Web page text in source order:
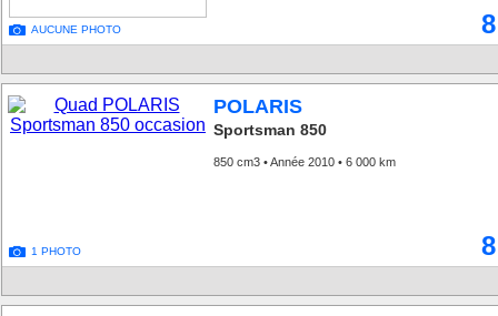
AUCUNE PHOTO
1 PHOTO
POLARIS
Sportsman 850
850 cm3 • Année 2010 • 6 000 km